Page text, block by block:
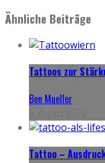
Ähnliche Beiträge
Tattoos zur
Ben Mueller
Tattoo –